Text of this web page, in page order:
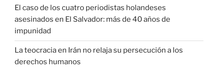
El caso de los cuatro periodistas holandeses
asesinados en El Salvador: más de 40 años de
impunidad
La teocracia en Irán no relaja su persecución a los
derechos humanos